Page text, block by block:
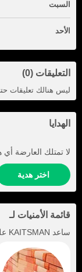
السبت
الأحد
التعليقات (0)
ليس هنالك تعليقات
الهدايا
لا تمتلك العارضة أي
اختر هدية
قائمة الأمنيات لـ
ساعد KAITSMAN